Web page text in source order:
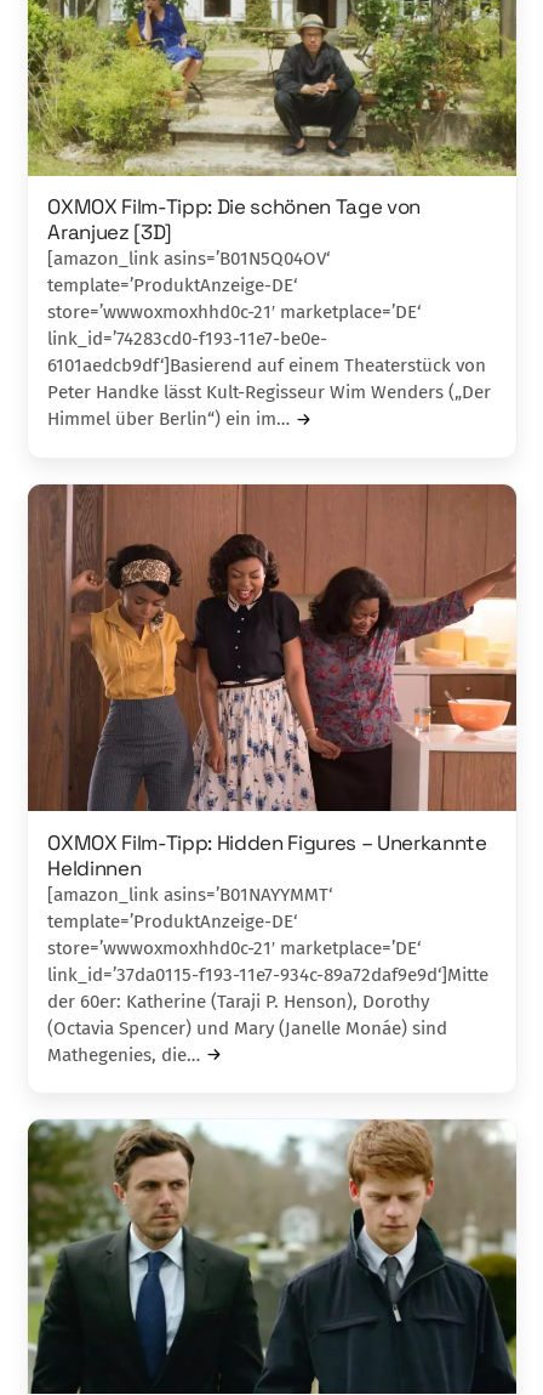
OXMOX Film-Tipp: Die schönen Tage von
Aranjuez [3D]
[amazon_link asins=’B01N5Q04OV‘
template=’ProduktAnzeige-DE‘
store=’wwwoxmoxhhd0c-21′ marketplace=’DE‘
link_id=’74283cd0-f193-11e7-be0e-
6101aedcb9df‘]Basierend auf einem Theaterstück von
Peter Hand­ke lässt Kult-Regisseur Wim Wenders („Der
Him­mel über Berlin“) ein im…
OXMOX Film-Tipp: Hidden Figures – Unerkannte
Heldinnen
[amazon_link asins=’B01NAYYMMT‘
template=’ProduktAnzeige-DE‘
store=’wwwoxmoxhhd0c-21′ marketplace=’DE‘
link_id=’37da0115-f193-11e7-934c-89a72daf9e9d‘]Mitte
der 60er: Katherine (Taraji P. Henson), Do­rothy
(Octavia Spencer) und Mary (Janelle Mo­náe) sind
Mathegenies, die…